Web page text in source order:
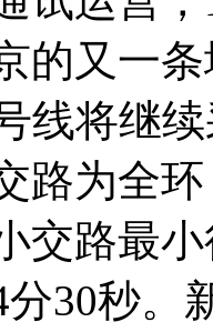
的又一
线将继
路为全
交路最
30秒。